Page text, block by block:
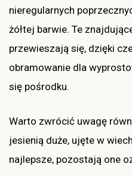
nieregularnych
żółtej barwie. Te
przewieszają się, dzięki
obramowanie dla
się pośrodku.
Warto zwrócić uwagę
jesienią duże, ujęte w
najlepsze, pozostają one